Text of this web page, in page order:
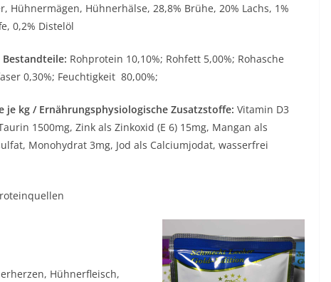
Hühnermägen, Hühnerhälse, 28,8% Brühe, 20% Lachs, 1%
0,2% Distelöl
Rohprotein 10,10%; Rohfett 5,00%; Rohasche
0,30%; Feuchtigkeit 80,00%;
je kg / Ernährungsphysiologische Zusatzstoffe: Vitamin D3
1500mg, Zink als Zinkoxid (E 6) 15mg, Mangan als
Monohydrat 3mg, Jod als Calciumjodat, wasserfrei
Hühnerfleisch,